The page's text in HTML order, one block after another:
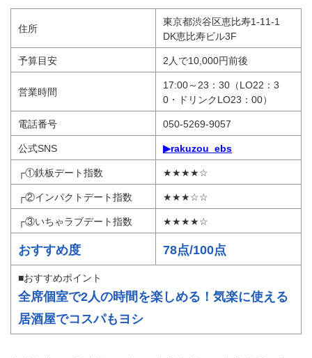
住所
東京都渋谷区恵比寿1-11-1
DK恵比寿ビル3F
予算目安 2人で10,000円前後
営業時間
17:00～23：30（LO22：3
0・ドリンクLO23：00）
電話番号 050-5269-9057
公式SNS ▶rakuzou_ebs
┌①鉄板デート指数 ★★★★☆
┌②インパクトデート指数 ★★★☆☆
┌③いちゃラブデート指数 ★★★★☆
おすすめ度 78点/100点
■おすすめポイント
全席個室で2人の時間を楽しめる！気楽に使える
居酒屋でコスパもヨシ